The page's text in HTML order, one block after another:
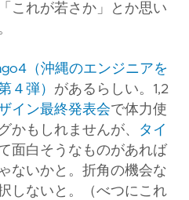
これが若さか」とか思い
（沖縄のエンジニアを
４弾） があるらしい。1,2
イン最終発表会で体力使
かもしれませんが、
タイ
面白そうなものがあれば
ないかと。折角の機会な
しないと。（べつにこれ